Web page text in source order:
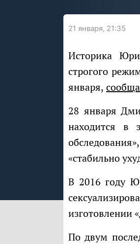
21 января, 21:35
Историка Юрия Дмитриева, отбывающего 15-летний срок в колонии
строгого
января,
28 января Дмитриеву исполнится 69 лет. За все восемь лет, которые он
находится в
«стабильно
В 2016 году Юрия Дмитриева обвинили в незаконном хранении оружия,
изготовлении
По двум последним пунктам его оправдали в 2018 году — через два года